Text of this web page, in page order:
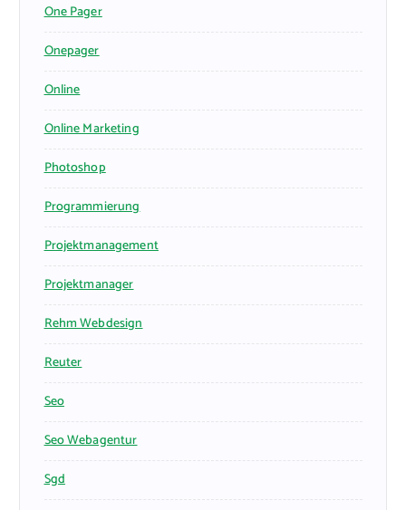
One Pager
Onepager
Online
Online Marketing
Photoshop
Programmierung
Projektmanagement
Projektmanager
Rehm Webdesign
Reuter
Seo
Seo Webagentur
Sgd